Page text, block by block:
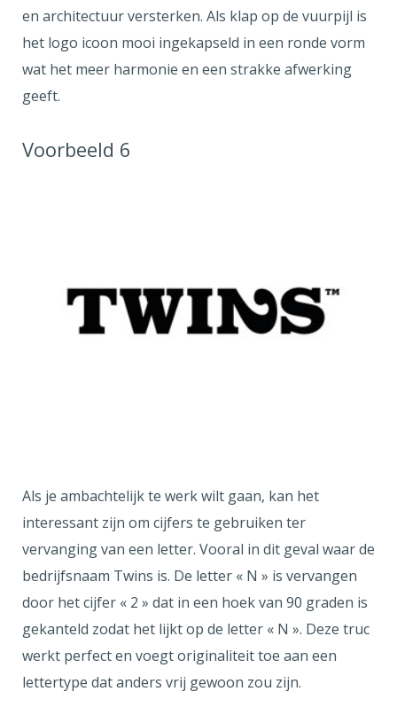
en architectuur versterken. Als klap op de vuurpijl is
het logo icoon mooi ingekapseld in een ronde vorm
wat het meer harmonie en een strakke afwerking
geeft.
Voorbeeld 6
Als je ambachtelijk te werk wilt gaan, kan het
interessant zijn om cijfers te gebruiken ter
vervanging van een letter. Vooral in dit geval waar de
bedrijfsnaam Twins is. De letter « N » is vervangen
door het cijfer « 2 » dat in een hoek van 90 graden is
gekanteld zodat het lijkt op de letter « N ». Deze truc
werkt perfect en voegt originaliteit toe aan een
lettertype dat anders vrij gewoon zou zijn.